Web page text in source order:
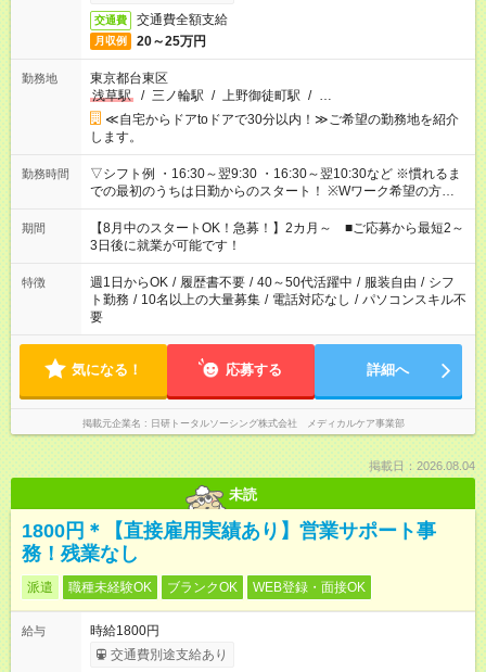
交通費 交通費全額支給
月収例 20～25万円
勤務地
東京都台東区
浅草駅
/ 三ノ輪駅 / 上野御徒町駅 / …
≪自宅からドアtoドアで30分以内！≫ご希望の勤務地を紹介
します。
勤務時間
▽シフト例 ・16:30～翌9:30 ・16:30～翌10:30など ※慣れるま
での最初のうちは日勤からのスタート！ ※Wワーク希望の方へ
今ご覧のお仕事で希望する勤務時間と、もう1つのお仕事の勤務
時間。 合計で週40時間を超える場合は応募できません。
期間
【8月中のスタートOK！急募！】2カ月～ ■ご応募から最短2～
3日後に就業が可能です！
特徴 週1日からOK / 履歴書不要 / 40～50代活躍中 / 服装自由 / シフ
ト勤務 / 10名以上の大量募集 / 電話対応なし / パソコンスキル不
要
気になる！ 応募する 詳細へ
掲載元企業名 日研トータルソーシング株式会社 メディカルケア事業部
掲載日：2026.08.04
未読
1800円＊【直接雇用実績あり】営業サポート事
務！残業なし
派遣 職種未経験OK ブランクOK WEB登録・面接OK
給与
時給1800円
交通費別途支給あり